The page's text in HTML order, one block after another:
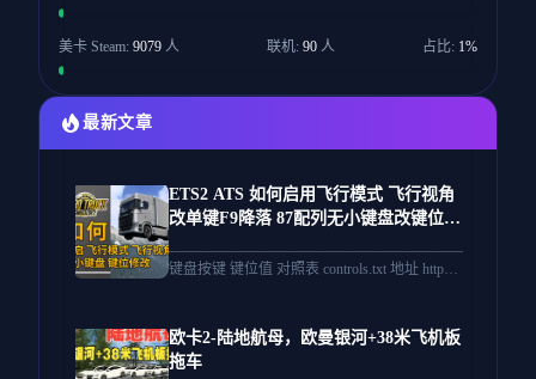
美卡 Steam: 9079 人 联机: 90 人 占比: 1%
最新文章
ETS2 ATS 如何启用飞行模式 飞行视角
改单键F9降落 87配列无小键盘改键位
————————————————————————
键盘按键 键位值 对照表 controls.txt 地址 https://
欧卡2-陆地航母，欧曼银河+38米飞机板
拖车